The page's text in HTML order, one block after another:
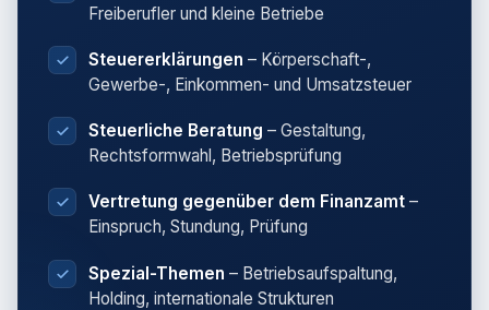
Freiberufler und kleine Betriebe
Steuererklärungen – Körperschaft-,
Gewerbe-, Einkommen- und Umsatzsteuer
Steuerliche Beratung – Gestaltung,
Rechtsformwahl, Betriebsprüfung
Vertretung gegenüber dem Finanzamt –
Einspruch, Stundung, Prüfung
Spezial-Themen – Betriebsaufspaltung,
Holding, internationale Strukturen